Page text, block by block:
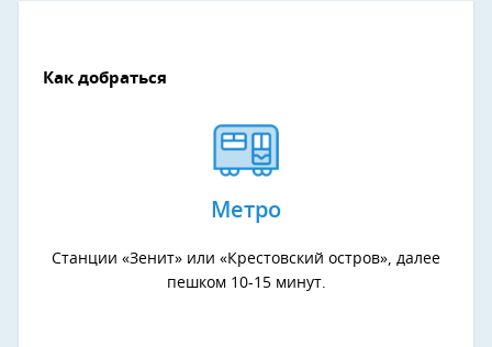
Как добраться
Метро
Станции «Зенит» или «Крестовский остров», далее
пешком 10-15 минут.